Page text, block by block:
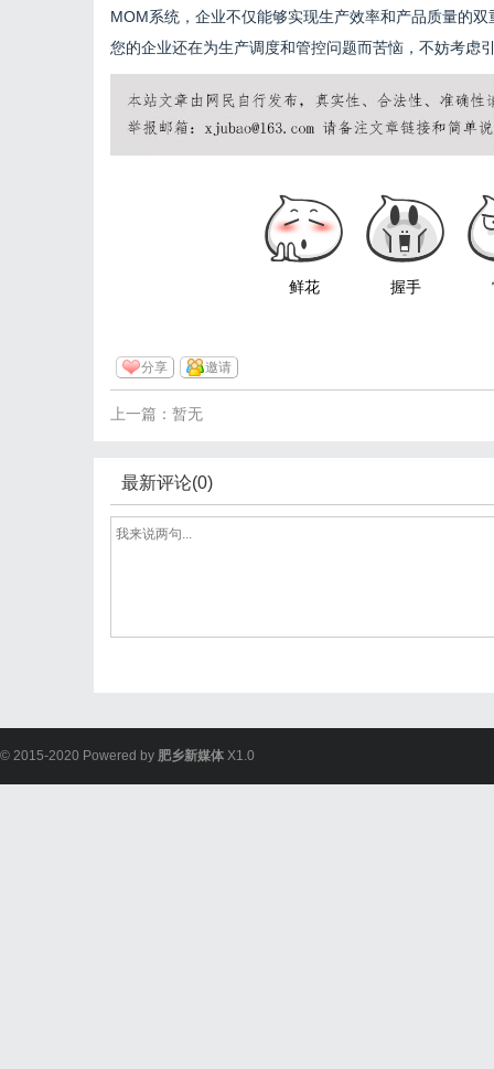
MOM系统，企业不仅能够实现生产效率和产品质量的
您的企业还在为生产调度和管控问题而苦恼，不妨考虑
鲜花 握手
分享 邀请
上一篇：暂无
最新评论(0)
© 2015-2020 Powered by 肥乡新媒体 X1.0